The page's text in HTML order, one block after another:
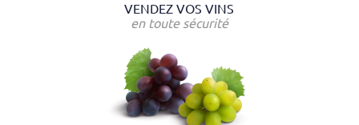
VENDEZ VOS VINS
en toute sécurité